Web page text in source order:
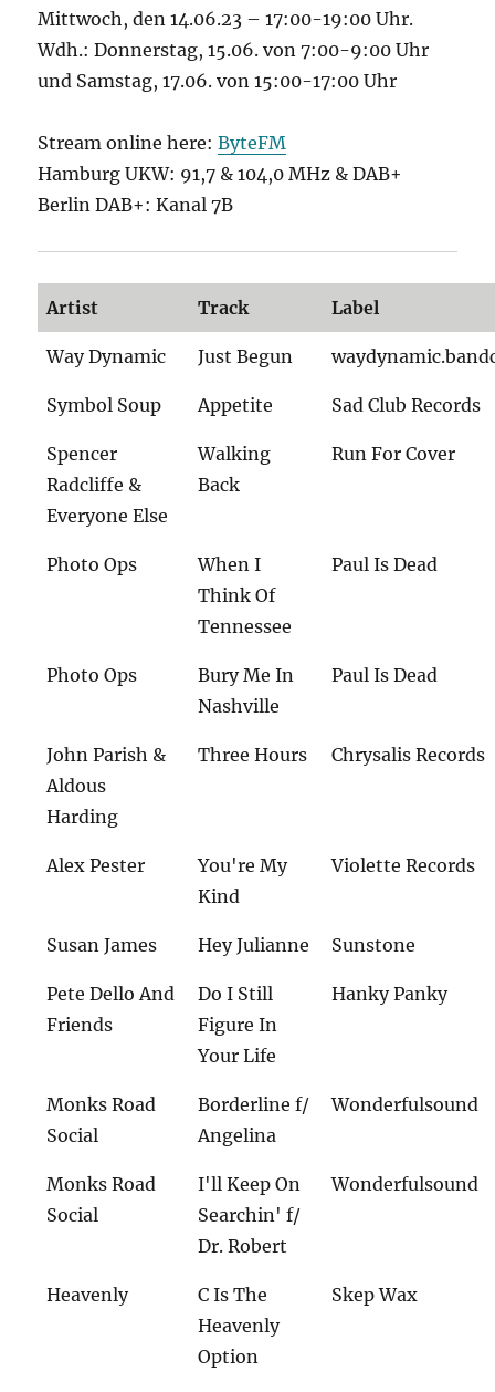
Mittwoch, den 14.06.23 – 17:00-19:00 Uhr.
Wdh.: Donnerstag, 15.06. von 7:00-9:00 Uhr
und Samstag, 17.06. von 15:00-17:00 Uhr
Stream online here:ByteFM
Hamburg UKW: 91,7 & 104,0 MHz & DAB+
Berlin DAB+: Kanal 7B
Artist Track Label
Way Dynamic Just Begun
Symbol Soup Appetite Sad Club Records
Spencer
Radcliffe &
Everyone Else
Walking
Back
Run For Cover
Photo Ops
When I
Think Of
Tennessee
Paul Is Dead
Photo Ops
Bury Me In
Nashville
Paul Is Dead
John Parish &
Aldous
Harding
Three Hours Chrysalis Records
Alex Pester
You're My
Kind
Violette Records
Susan James Hey Julianne Sunstone
Pete Dello And
Friends
Do I Still
Figure In
Your Life
Hanky Panky
Monks Road
Social
Borderline f/
Angelina
Wonderfulsound
Monks Road
Social
I'll Keep On
Searchin' f/
Dr. Robert
Wonderfulsound
Heavenly
C Is The
Heavenly
Option
Skep Wax